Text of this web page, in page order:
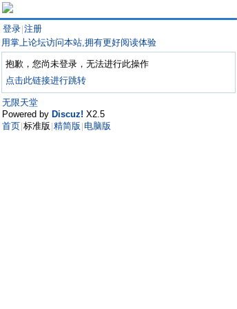
登录 注册
用掌上论坛访问本站,拥有更好阅读体验
抱歉，您尚未登录，无法进行此操作
点击此链接进行跳转
无限天堂
Powered by Discuz! X2.5
首页 标准版 精简版 电脑版